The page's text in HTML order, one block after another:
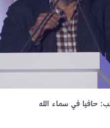
حافيا في سماء الله